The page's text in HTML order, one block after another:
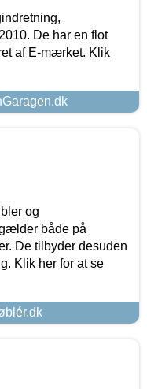
De har en flot
af E-mærket. Klik
og
både på
De tilbyder desuden
Klik her for at se